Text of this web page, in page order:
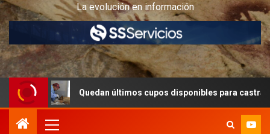
La evolución en información
últimos cupos disponibles para castraciones de felinos y